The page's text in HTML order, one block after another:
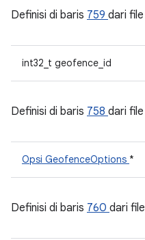
Definisi di baris 759 dari file
int32_t geofence_id
Definisi di baris 758 dari file
Opsi GeofenceOptions *
Definisi di baris 760 dari file